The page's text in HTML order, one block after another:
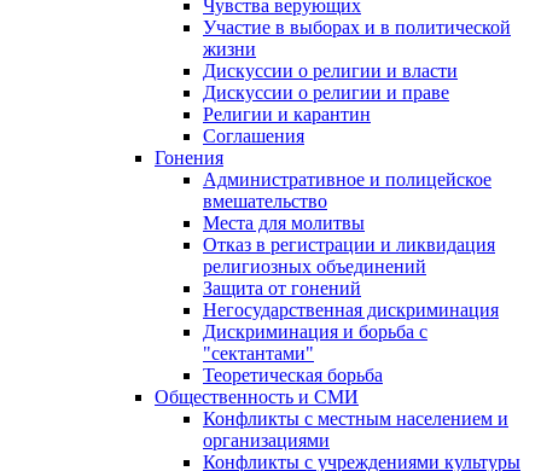
Чувства верующих
Участие в выборах и в политической
жизни
Дискуссии о религии и власти
Дискуссии о религии и праве
Религии и карантин
Соглашения
Гонения
Административное и полицейское
вмешательство
Места для молитвы
Отказ в регистрации и ликвидация
религиозных объединений
Защита от гонений
Негосударственная дискриминация
Дискриминация и борьба с
"сектантами"
Теоретическая борьба
Общественность и СМИ
Конфликты с местным населением и
организациями
Конфликты с учреждениями культуры